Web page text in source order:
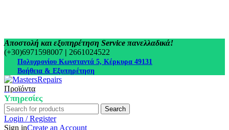
Αποστολή και εξυπηρέτηση Service πανελλαδικά!
(+30)6971598007 | 2661024522
Πολυχρονίου Κωνσταντά 5, Κέρκυρα 49131
Βοήθεια & Εξυπηρέτηση
Προϊόντα
Υπηρεσίες
Search
Login / Register
Sign inCreate an Account